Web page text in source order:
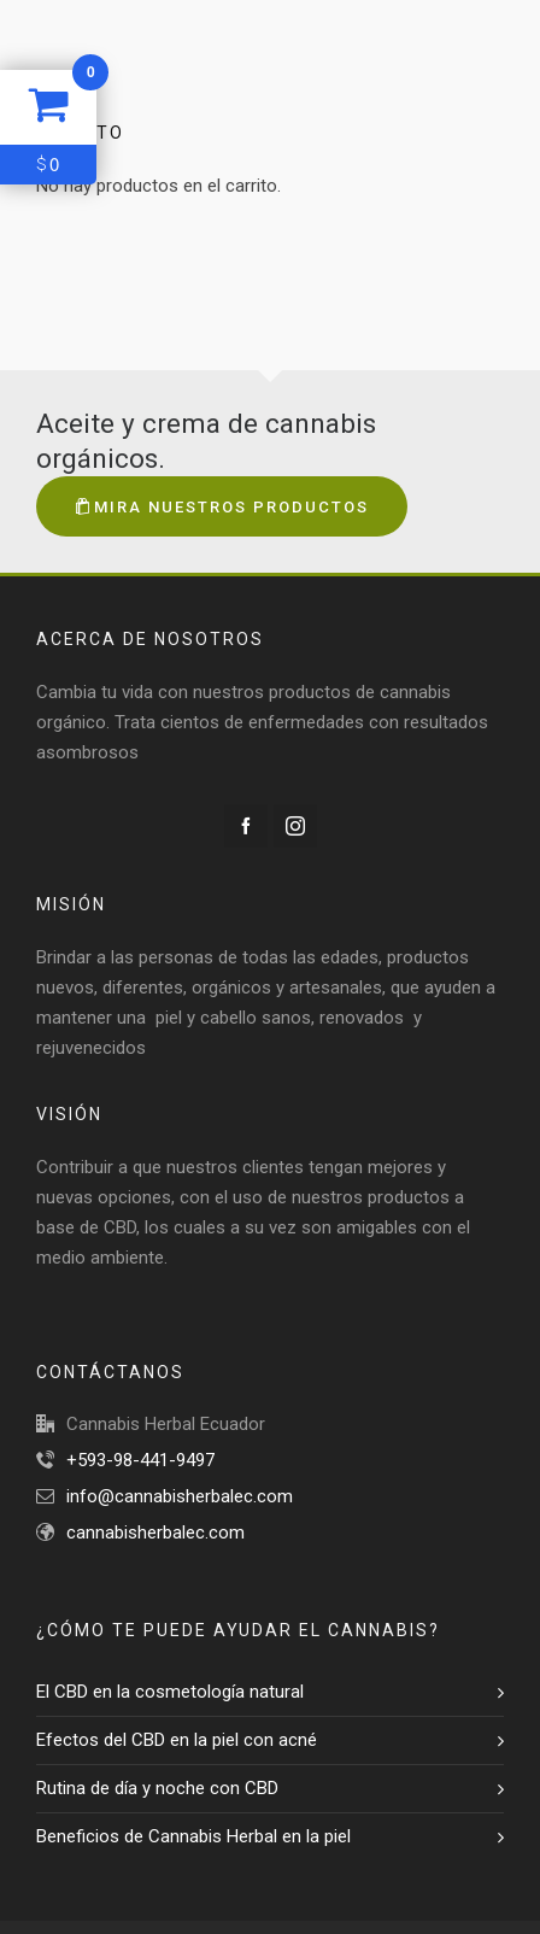
CARRITO
No hay productos en el carrito.
Aceite y crema de cannabis
orgánicos.
MIRA NUESTROS PRODUCTOS
ACERCA DE NOSOTROS
Cambia tu vida con nuestros productos de cannabis
orgánico. Trata cientos de enfermedades con resultados
asombrosos
MISIÓN
Brindar a las personas de todas las edades, productos
nuevos, diferentes, orgánicos y artesanales, que ayuden a
mantener una piel y cabello sanos, renovados y
rejuvenecidos
VISIÓN
Contribuir a que nuestros clientes tengan mejores y
nuevas opciones, con el uso de nuestros productos a
base de CBD, los cuales a su vez son amigables con el
medio ambiente.
CONTÁCTANOS
Cannabis Herbal Ecuador
+593-98-441-9497
info@cannabisherbalec.com
cannabisherbalec.com
¿CÓMO TE PUEDE AYUDAR EL CANNABIS?
El CBD en la cosmetología natural
Efectos del CBD en la piel con acné
Rutina de día y noche con CBD
Beneficios de Cannabis Herbal en la piel
0
$0